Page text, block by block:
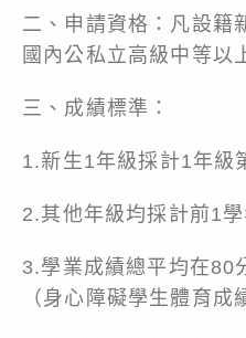
二、申請資格：凡設籍
國內公私立高級中等以
三、成績標準：
1.新生1年級採計1年級
2.其他年級均採計前1
3.學業成績總平均在80
（身心障礙學生體育成